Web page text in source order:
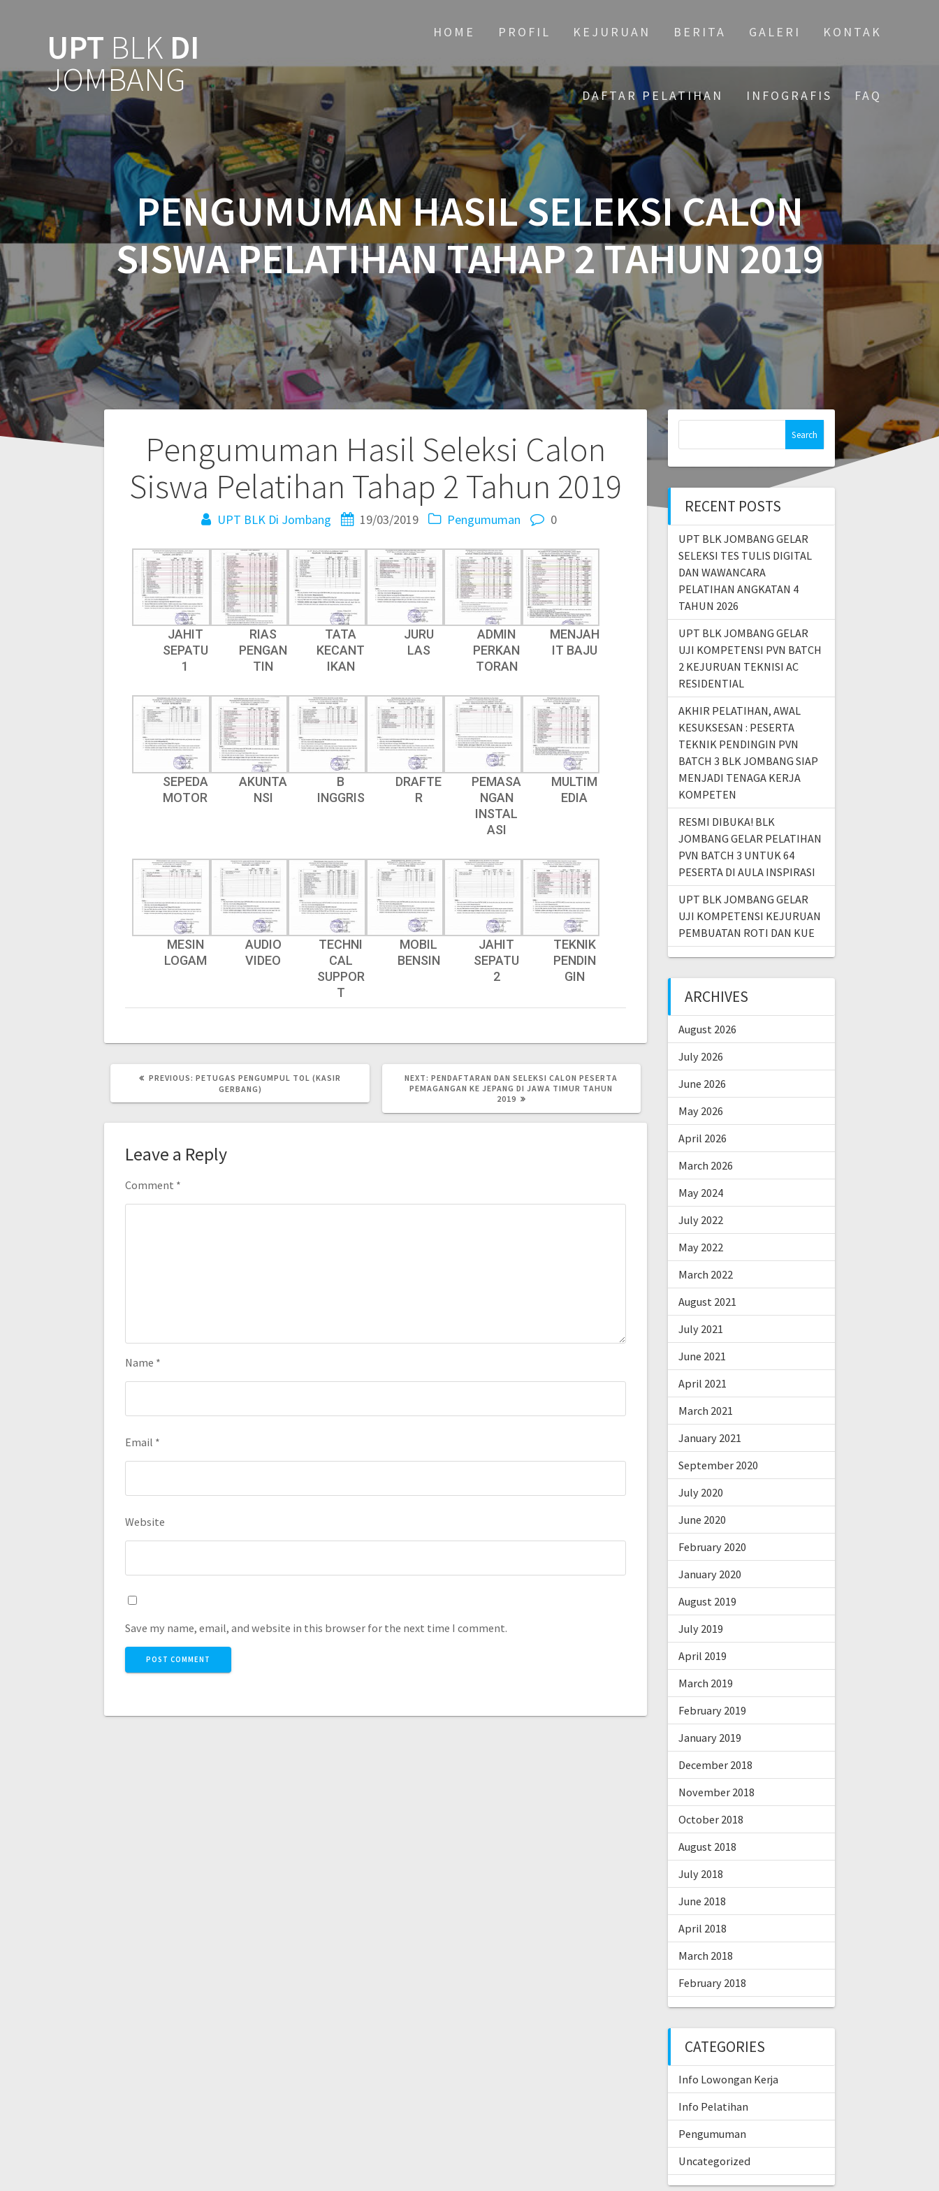
UPT BLK DI
JOMBANG
HOME PROFIL KEJURUAN BERITA GALERI KONTAK
DAFTAR PELATIHAN INFOGRAFIS FAQ
PENGUMUMAN HASIL SELEKSI CALON
SISWA PELATIHAN TAHAP 2 TAHUN 2019
Pengumuman Hasil Seleksi Calon
Siswa Pelatihan Tahap 2 Tahun 2019
UPT BLK Di Jombang 19/03/2019 Pengumuman 0
JAHIT
SEPATU
1
RIAS
PENGAN
TIN
TATA
KECANT
IKAN
JURU
LAS
ADMIN
PERKAN
TORAN
MENJAH
IT BAJU
SEPEDA
MOTOR
AKUNTA
NSI
B
INGGRIS
DRAFTE
R
PEMASA
NGAN
INSTAL
ASI
MULTIM
EDIA
MESIN
LOGAM
AUDIO
VIDEO
TECHNI
CAL
SUPPOR
T
MOBIL
BENSIN
JAHIT
SEPATU
2
TEKNIK
PENDIN
GIN
PREVIOUS: PETUGAS PENGUMPUL TOL (KASIR
GERBANG)
NEXT: PENDAFTARAN DAN SELEKSI CALON PESERTA
PEMAGANGAN KE JEPANG DI JAWA TIMUR TAHUN
2019
Leave a Reply
Comment *
Name *
Email *
Website
Save my name, email, and website in this browser for the next time I comment.
RECENT POSTS
UPT BLK JOMBANG GELAR
SELEKSI TES TULIS DIGITAL
DAN WAWANCARA
PELATIHAN ANGKATAN 4
TAHUN 2026
UPT BLK JOMBANG GELAR
UJI KOMPETENSI PVN BATCH
2 KEJURUAN TEKNISI AC
RESIDENTIAL
AKHIR PELATIHAN, AWAL
KESUKSESAN : PESERTA
TEKNIK PENDINGIN PVN
BATCH 3 BLK JOMBANG SIAP
MENJADI TENAGA KERJA
KOMPETEN
RESMI DIBUKA! BLK
JOMBANG GELAR PELATIHAN
PVN BATCH 3 UNTUK 64
PESERTA DI AULA INSPIRASI
UPT BLK JOMBANG GELAR
UJI KOMPETENSI KEJURUAN
PEMBUATAN ROTI DAN KUE
ARCHIVES
August 2026
July 2026
June 2026
May 2026
April 2026
March 2026
May 2024
July 2022
May 2022
March 2022
August 2021
July 2021
June 2021
April 2021
March 2021
January 2021
September 2020
July 2020
June 2020
February 2020
January 2020
August 2019
July 2019
April 2019
March 2019
February 2019
January 2019
December 2018
November 2018
October 2018
August 2018
July 2018
June 2018
April 2018
March 2018
February 2018
CATEGORIES
Info Lowongan Kerja
Info Pelatihan
Pengumuman
Uncategorized